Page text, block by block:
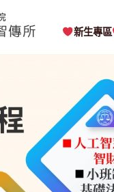
新生專區